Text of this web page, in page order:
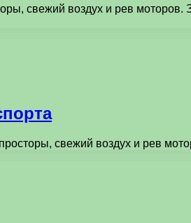
свежий воздух и рев
свежий воздух и рев